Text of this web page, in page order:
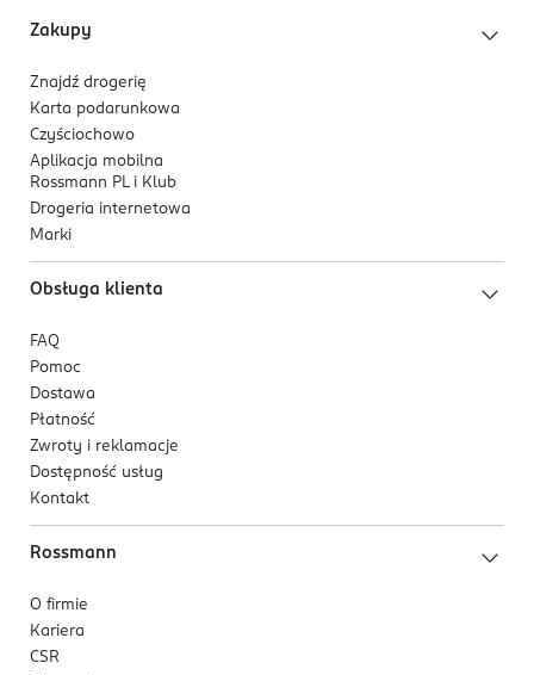
4 770608 264673
Zakupy
Znajdź drogerię
Karta podarunkowa
Czyściochowo
Aplikacja mobilna
Rossmann PL i Klub
Drogeria internetowa
Marki
Obsługa klienta
FAQ
Pomoc
Dostawa
Płatność
Zwroty i reklamacje
Dostępność usług
Kontakt
Rossmann
O firmie
Kariera
CSR